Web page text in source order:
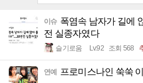
이슈 폭염속 남자가 길에
전 실종자였다
슬기로움 Lv.92 조회 568
연예 프로미스나인 쑥쑥